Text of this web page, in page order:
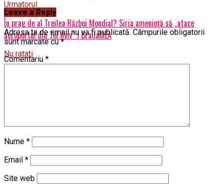
Urmatorul
În prag de al Treilea Război Mondial? Siria amenință să „atace
aeroportul din Tel Aviv” | BrailaMEA
Nu ratati
Leave a Reply
Adresa ta de email nu va fi publicată. Câmpurile obligatorii
sunt marcate cu*
Comentariu *
Nume *
Email *
Site web